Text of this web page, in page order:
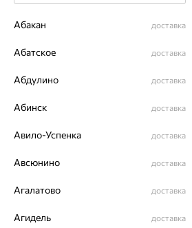
Артикул:1852.0.9.83A.01
Абакан доставка
Абатское доставка
Абдулино доставка
Абинск доставка
Авило-Успенка доставка
Авсюнино доставка
Агалатово доставка
Агидель доставка